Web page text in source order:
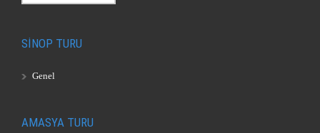
SİNOP TURU
Genel
AMASYA TURU